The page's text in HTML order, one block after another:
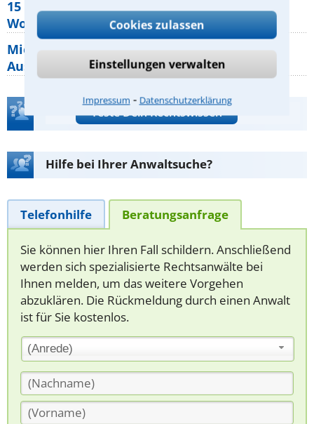
Cookies zulassen
Einstellungen verwalten
Impressum ⁃ Datenschutzerklärung
15 elementare Rechte, die jeder
Wohnungseigentümer kennen sollte
Mietpreisbremse 2026: Alle Regeln,
Ausnahmen und Rechte für Mieter
Teste Dein Rechtswissen
Hilfe bei Ihrer Anwaltsuche?
Telefonhilfe Beratungsanfrage
Sie können hier Ihren Fall schildern. Anschließend
werden sich spezialisierte Rechtsanwälte bei
Ihnen melden, um das weitere Vorgehen
abzuklären. Die Rückmeldung durch einen Anwalt
ist für Sie kostenlos.
(Anrede)